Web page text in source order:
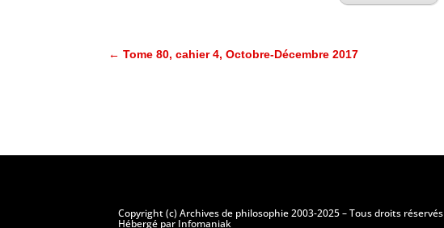
←Tome 80, cahier 4, Octobre-Décembre 2017
Copyright (c) Archives de philosophie 2003-2025 – Tous droits réservés
Hébergé par Infomaniak